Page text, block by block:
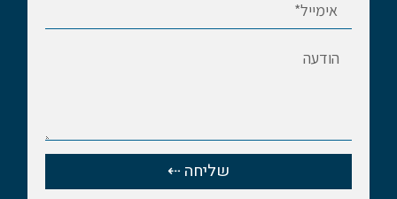
שליחה ⇠